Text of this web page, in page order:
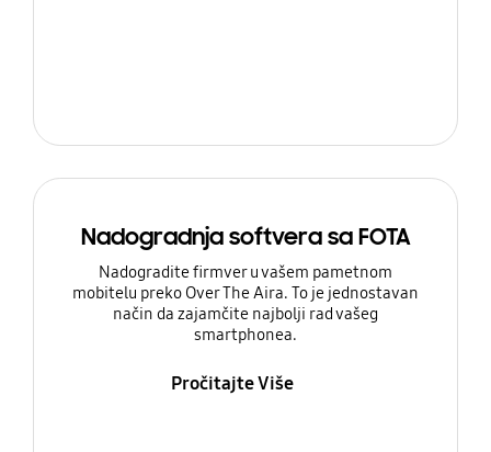
Nadogradnja softvera sa FOTA
Nadogradite firmver u vašem pametnom
mobitelu preko Over The Aira. To je jednostavan
način da zajamčite najbolji rad vašeg
smartphonea.
Pročitajte Više